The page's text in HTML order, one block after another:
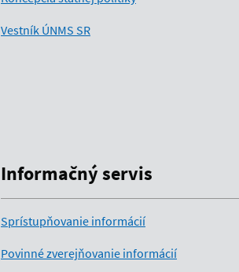
Vestník ÚNMS SR
Informačný servis
Sprístupňovanie informácií
Povinné zverejňovanie informácií